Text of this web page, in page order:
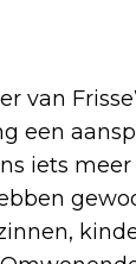
van
een
iets